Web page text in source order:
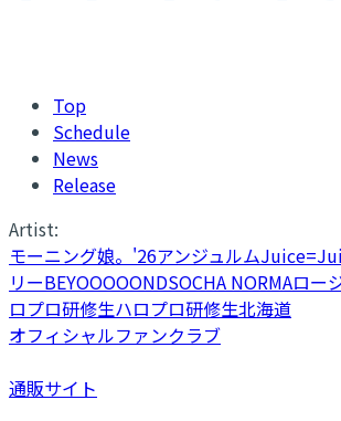
Top
Schedule
News
Release
Artist:
モーニング娘。'26アンジュルム
リーBEYOOOOONDSOCHA NORMAロー
ロプロ研修生ハロプロ研修生北海道
オフィシャルファンクラブ
通販サイト